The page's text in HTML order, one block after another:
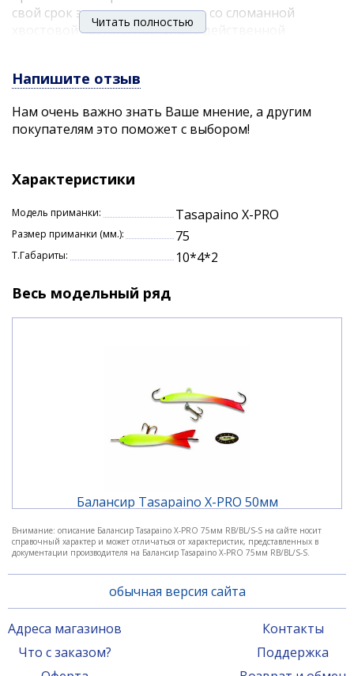
свой срок эксплуатации на дне со сломанной
хвостовой частью. Насколько действенной
Положительный результат не заставил себя долго
рыбу, как щука, крупный окунь и судак.
Длина: 75 мм.
Читать полностью
Напишите отзыв
Нам очень важно знать Ваше мнение, а другим
покупателям это поможет с выбором!
Характеристики
Модель приманки: Tasapaino X-PRO
Размер приманки (мм.): 75
Т.Габариты: 10*4*2
Весь модельный ряд
Балансир Tasapaino X-PRO 50мм
1 050 ₽
Внимание: описание Балансир Tasapaino X-PRO 75мм RB/BL/S-S на сайте носит
справочный характер и может отличаться от характеристик, представленных в
документации производителя на Балансир Tasapaino X-PRO 75мм RB/BL/S-S.
обычная версия сайта
Адреса магазинов
Что с заказом?
Контакты
Поддержка